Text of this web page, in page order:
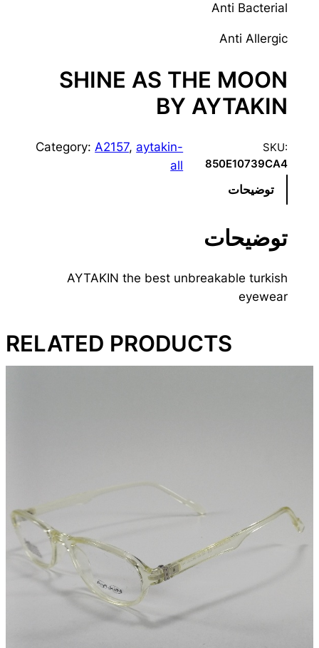
Anti Bacterial
Anti Allergic
SHINE AS THE MOON
BY AYTAKIN
SKU:
850E10739CA4
Category: A2157, aytakin-
all
توضیحات
توضیحات
AYTAKIN the best unbreakable turkish
eyewear
RELATED PRODUCTS